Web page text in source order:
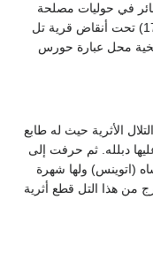
في حوليات مصلحة
باللغة الإنجليزية، وتقع هذه المقاطعة (17) تحت أنقاض قرية تل
محل عبارة حورس
الأثرية حيث له طابع
دبلله. ثم حرفت إلى
(اتوينس) ولها شهرة
هذا التل قطع أثرية